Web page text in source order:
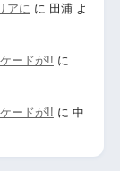
アに に 田浦よ
ードが!! に
ードが!! に 中